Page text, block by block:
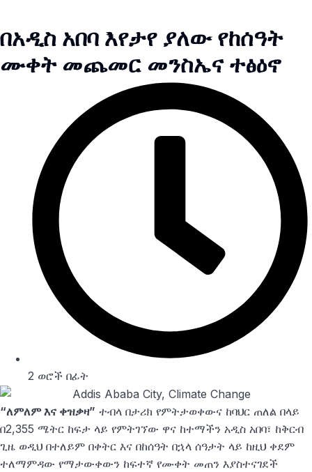
በአዲስ አበባ እየታየ ያለው የከሰዓት
ሙቀት መጨመር መንስኤና ተፅዕኖ
2 ወሮች በፊት
“ለምለም እና ቀዝቃዛ” ተብላ በታሪክ የምትታወቀውና ከባህር ጠለል በላይ
በ2,355 ሜትር ከፍታ ላይ የምትገኘው ዋና ከተማችን አዲስ አበባ፣ ከቅርብ
ጊዜ ወዲህ በተለይም በቀትር እና በከሰዓት በኋላ ሰዓታት ላይ ከዚህ ቀደም
ተለማምዳው የማታውቀውን ከፍተኛ የሙቀት መጠን እያስተናገደች